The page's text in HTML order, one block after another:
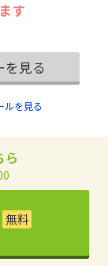
す
を見る
ルを見る
ら